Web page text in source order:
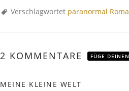
Verschlagwortet paranormal
2 KOMMENTARE FÜGE
MEINE KLEINE WELT